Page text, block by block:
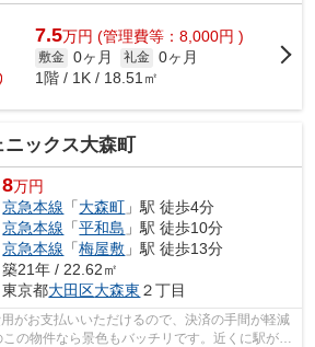
から徒歩10...
7.5万円 (管理費等：8,000円 )
敷金 0ヶ月 礼金 0ヶ月
1階 / 1K / 18.51㎡
ニックス大森町
8万円
京急本線 「大森町 」駅 徒歩4分
京急本線 「平和島 」駅 徒歩10分
京急本線 「梅屋敷 」駅 徒歩13分
築21年 / 22.62㎡
東京都大田区大森東 ２丁目
がお支払いいただけるので、決済の手間が軽減
の物件なら景色もバッチリです。近くに駅が2